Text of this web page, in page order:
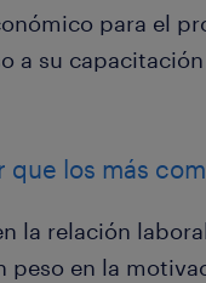
para el
a su
los más
la relación
peso en la